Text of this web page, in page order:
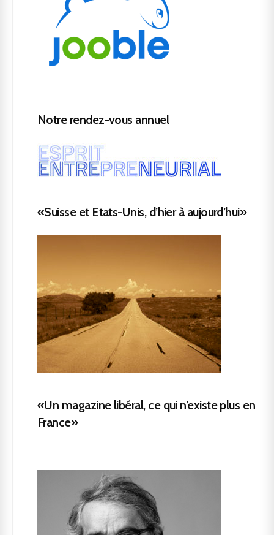
Notre rendez-vous annuel
«Suisse et Etats-Unis, d’hier à aujourd’hui»
«Un magazine libéral, ce qui n’existe plus en
France»